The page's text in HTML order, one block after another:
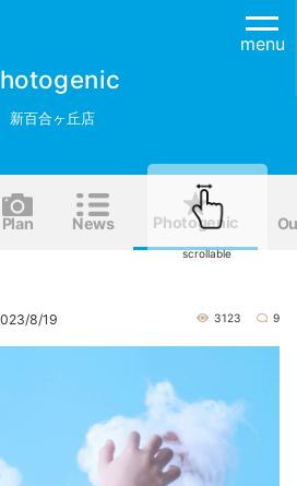
menu
新百合ヶ丘店
Plan News Photogenic
8/19 3123 9